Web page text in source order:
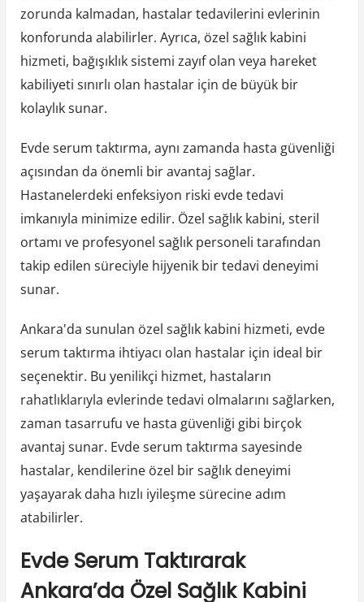
zorunda kalmadan, hastalar tedavilerini evlerinin
konforunda alabilirler. Ayrıca, özel sağlık kabini
hizmeti, bağışıklık sistemi zayıf olan veya hareket
kabiliyeti sınırlı olan hastalar için de büyük bir
kolaylık sunar.
Evde serum taktırma, aynı zamanda hasta güvenliği
açısından da önemli bir avantaj sağlar.
Hastanelerdeki enfeksiyon riski evde tedavi
imkanıyla minimize edilir. Özel sağlık kabini, steril
ortamı ve profesyonel sağlık personeli tarafından
takip edilen süreciyle hijyenik bir tedavi deneyimi
sunar.
Ankara'da sunulan özel sağlık kabini hizmeti, evde
serum taktırma ihtiyacı olan hastalar için ideal bir
seçenektir. Bu yenilikçi hizmet, hastaların
rahatlıklarıyla evlerinde tedavi olmalarını sağlarken,
zaman tasarrufu ve hasta güvenliği gibi birçok
avantaj sunar. Evde serum taktırma sayesinde
hastalar, kendilerine özel bir sağlık deneyimi
yaşayarak daha hızlı iyileşme sürecine adım
atabilirler.
Evde Serum Taktırarak
Ankara’da Özel Sağlık Kabini